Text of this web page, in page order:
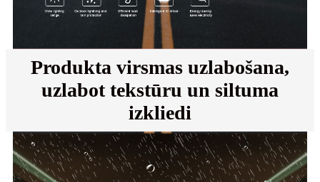
Produkta virsmas uzlabošana,
uzlabot tekstūru un siltuma
izkliedi